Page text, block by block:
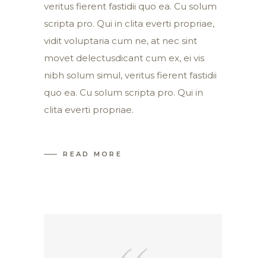
veritus fierent fastidii quo ea. Cu solum
scripta pro. Qui in clita everti propriae,
vidit voluptaria cum ne, at nec sint
movet delectusdicant cum ex, ei vis
nibh solum simul, veritus fierent fastidii
quo ea. Cu solum scripta pro. Qui in
clita everti propriae.
READ MORE